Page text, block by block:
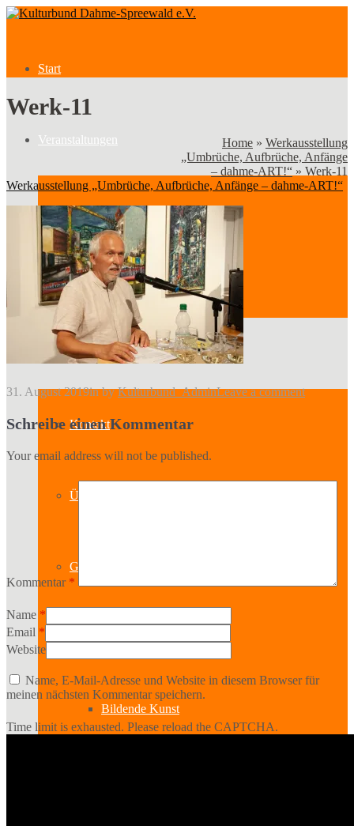
Start
Veranstaltungen
Veranstaltungen
Kategorien
Verein
Kontakt
Über uns
Geschichte
Bildende Kunst
Werk-11
Home » Werkausstellung
„Umbrüche, Aufbrüche, Anfänge
– dahme-ART!“ » Werk-11
Werkausstellung „Umbrüche, Aufbrüche, Anfänge – dahme-ART!“
31. August 2019inbyKulturbund_AdminLeave a comment
Schreibe einen Kommentar
Your email address will not be published.
Kommentar *
Name *
Email *
Website
Name, E-Mail-Adresse und Website in diesem Browser für
meinen nächsten Kommentar speichern.
Time limit is exhausted. Please reload the CAPTCHA.